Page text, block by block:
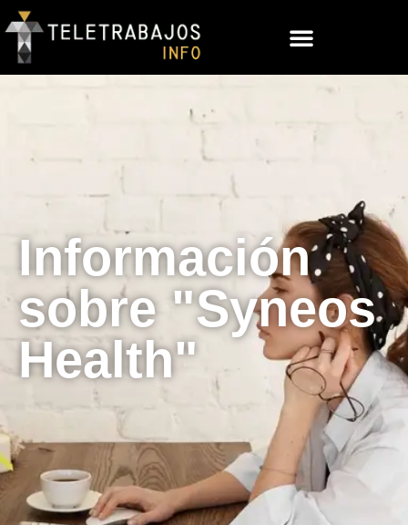
Información
sobre "Syneos
Health"